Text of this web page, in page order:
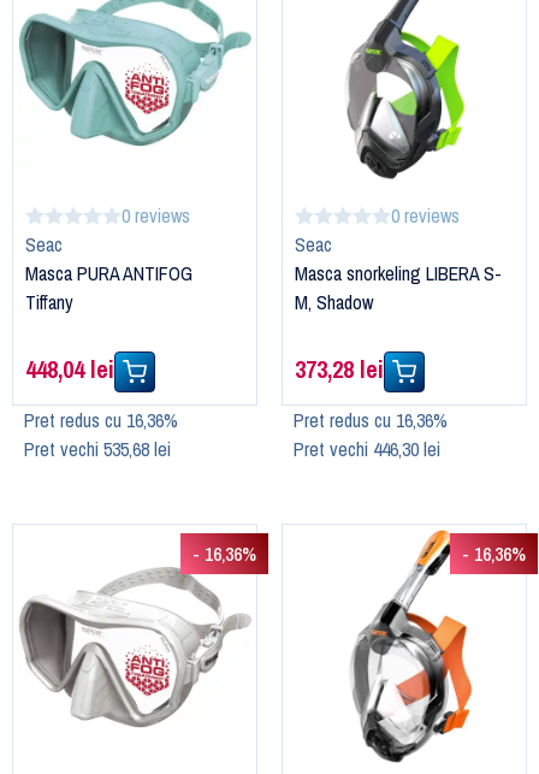
0 reviews
Seac
Masca PURA ANTIFOG
Tiffany
448,04 lei
Pret redus cu 16,36%
Pret vechi 535,68 lei
0 reviews
Seac
Masca snorkeling LIBERA S-
M, Shadow
373,28 lei
Pret redus cu 16,36%
Pret vechi 446,30 lei
- 16,36% - 16,36%